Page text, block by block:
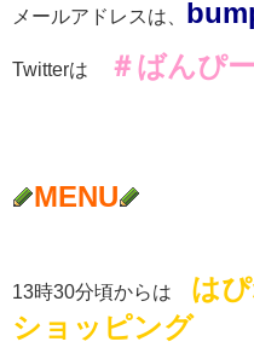
メールアドレスは、 b
Twitterは ＃ばんぴ
MENU
13時30分頃からは は
ショッピング